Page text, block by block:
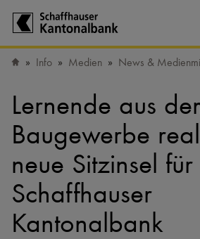
Info Medien News &
Lernende aus
Baugewerbe
neue Sitzinsel
Schaffhauser
Kantonalbank